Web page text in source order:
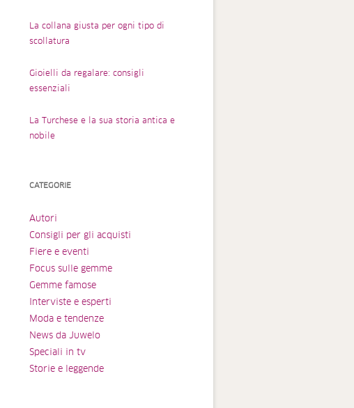
La collana giusta per ogni tipo di
scollatura
Gioielli da regalare: consigli
essenziali
La Turchese e la sua storia antica e
nobile
CATEGORIE
Autori
Consigli per gli acquisti
Fiere e eventi
Focus sulle gemme
Gemme famose
Interviste e esperti
Moda e tendenze
News da Juwelo
Speciali in tv
Storie e leggende